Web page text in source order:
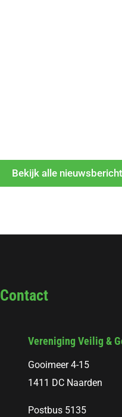
Bekijk alle
Contact
Vereniging Veilig &
Gooimeer 4-15
1411 DC Naarden
Postbus 5135